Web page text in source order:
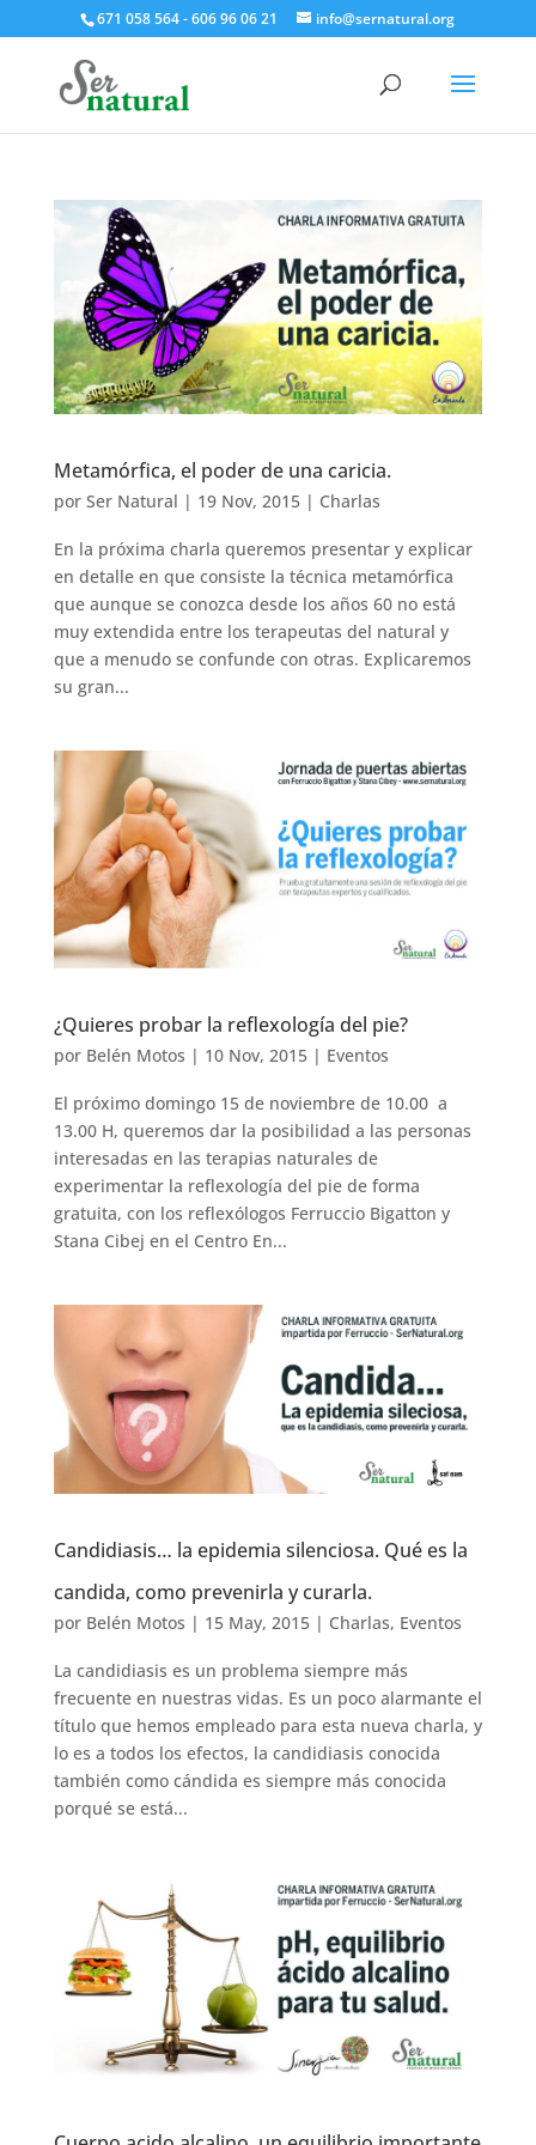
671 058 564 - 606 96 06 21 info@sernatural.org
Metamórfica, el poder de una caricia.
por Ser Natural | 19 Nov, 2015| Charlas
En la próxima charla queremos presentar y explicar
en detalle en que consiste la técnica metamórfica
que aunque se conozca desde los años 60 no está
muy extendida entre los terapeutas del natural y
que a menudo se confunde con otras. Explicaremos
su gran...
¿Quieres probar la reflexología del pie?
por Belén Motos | 10 Nov, 2015| Eventos
El próximo domingo 15 de noviembre de 10.00 a
13.00 H, queremos dar la posibilidad a las personas
interesadas en las terapias naturales de
experimentar la reflexología del pie de forma
gratuita, con los reflexólogos Ferruccio Bigatton y
Stana Cibej en el Centro En...
Candidiasis… la epidemia silenciosa. Qué es la
candida, como prevenirla y curarla.
por Belén Motos | 15 May, 2015| Charlas, Eventos
La candidiasis es un problema siempre más
frecuente en nuestras vidas. Es un poco alarmante el
título que hemos empleado para esta nueva charla, y
lo es a todos los efectos, la candidiasis conocida
también como cándida es siempre más conocida
porqué se está...